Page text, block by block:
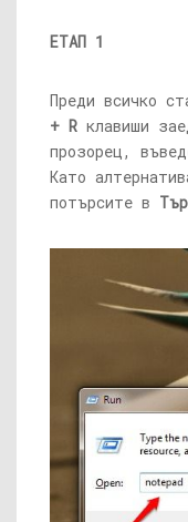
ЕТАП 1
Преди всичко
+ R клавиши
прозорец,
Като
потърсите в